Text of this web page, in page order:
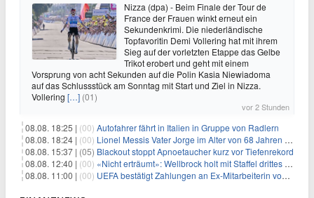
Nizza (dpa) - Beim Finale der Tour de
France der Frauen winkt erneut ein
Sekundenkrimi. Die niederländische
Topfavoritin Demi Vollering hat mit ihrem
Sieg auf der vorletzten Etappe das Gelbe
Trikot erobert und geht mit einem
Vorsprung von acht Sekunden auf die Polin Kasia Niewiadoma
auf das Schlussstück am Sonntag mit Start und Ziel in Nizza.
Vollering […] (01)
vor 2 Stunden
08.08. 18:25 | (00) Autofahrer fährt in Italien in Gruppe von Radlern
08.08. 18:24 | (00) Lionel Messis Vater Jorge im Alter von 68 Jahren gestorben
08.08. 15:37 | (05) Blackout stoppt Apnoetaucher kurz vor Tiefenrekord
08.08. 12:40 | (00) «Nicht erträumt»: Wellbrock holt mit Staffel drittes EM-Gold
08.08. 11:00 | (00) UEFA bestätigt Zahlungen an Ex-Mitarbeiterin von Infantino